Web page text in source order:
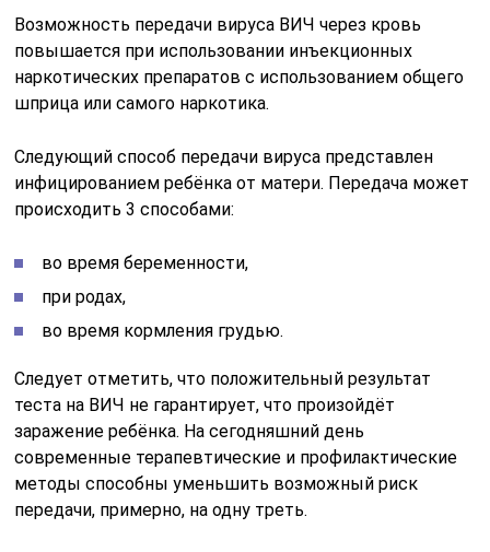
Возможность передачи вируса ВИЧ через кровь
повышается при использовании инъекционных
наркотических препаратов с использованием общего
шприца или самого наркотика.
Следующий способ передачи вируса представлен
инфицированием ребёнка от матери. Передача может
происходить 3 способами:
во время беременности,
при родах,
во время кормления грудью.
Следует отметить, что положительный результат
теста на ВИЧ не гарантирует, что произойдёт
заражение ребёнка. На сегодняшний день
современные терапевтические и профилактические
методы способны уменьшить возможный риск
передачи, примерно, на одну треть.